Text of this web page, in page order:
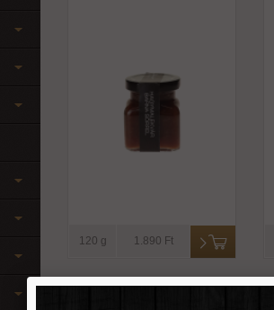
120 g 1.890 Ft